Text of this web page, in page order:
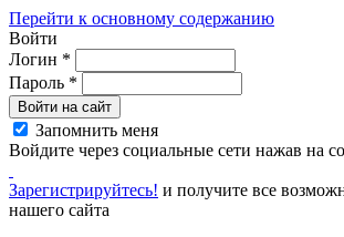
Перейти к основному содержанию
Войти
Логин *
Пароль *
Войти на сайт
Запомнить меня
Войдите через социальные сети нажав на
Зарегистрируйтесь! и получите все
нашего сайта